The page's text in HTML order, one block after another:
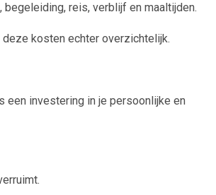
reis, verblijf en maaltijden.
deze kosten echter overzichtelijk.
een investering in je persoonlijke en